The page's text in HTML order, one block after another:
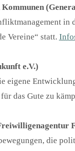
in
Vereine“ statt.
e.V.)
eigene
das Gute zu
die